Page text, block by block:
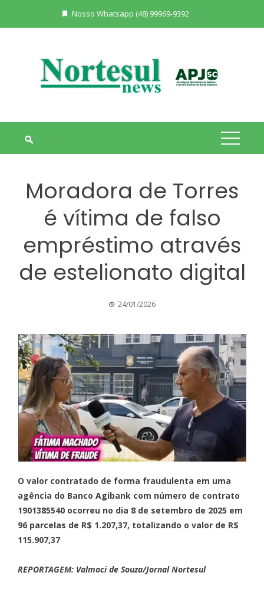
Nosso Whatsapp (48) 99969-9392
Moradora de Torres
é vítima de falso
empréstimo através
de estelionato digital
24/01/2026
O valor contratado de forma fraudulenta em uma
agência do Banco Agibank com número de contrato
1901385540 ocorreu no dia 8 de setembro de 2025 em
96 parcelas de R$ 1.207,37, totalizando o valor de R$
115.907,37
REPORTAGEM: Valmoci de Souza/Jornal Nortesul